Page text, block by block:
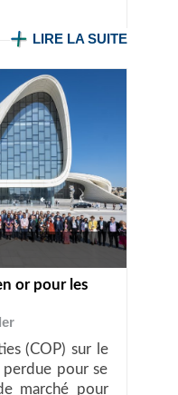
LIRE LA SUITE
or pour les
(COP) sur le
perdue pour se
marché pour